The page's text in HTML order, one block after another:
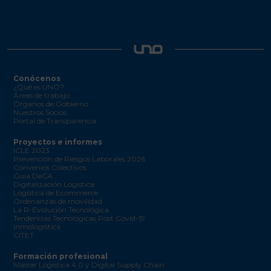
Conócenos
¿Qué es UNO?
Áreas de trabajo
Órganos de Gobierno
Nuestros Socios
Portal de Transparencia
Proyectos e informes
ICLE 2023
Prevención de Riesgos Laborales 2026
Convenios Colectivos
Guía DeCA
Digitalización Logística
Logística de Ecommerce
Ordenanzas de movilidad
La R-Evolución Tecnológica
Tendencias Tecnológicas Post Covid-19
Inmologística
CITET
Formación profesional
Máster Logística 4.0 y Digital Supply Chain